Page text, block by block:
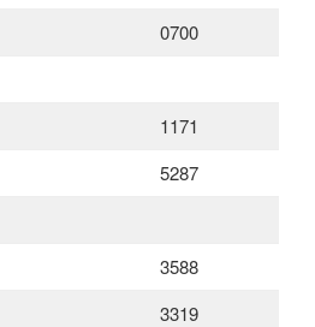
0700
1171
5287
3588
3319